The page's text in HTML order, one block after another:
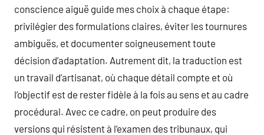
conscience aiguë guide mes choix à chaque étape:
privilégier des formulations claires, éviter les tournures
ambiguës, et documenter soigneusement toute
décision d’adaptation. Autrement dit, la traduction est
un travail d’artisanat, où chaque détail compte et où
l’objectif est de rester fidèle à la fois au sens et au cadre
procédural. Avec ce cadre, on peut produire des
versions qui résistent à l’examen des tribunaux, qui